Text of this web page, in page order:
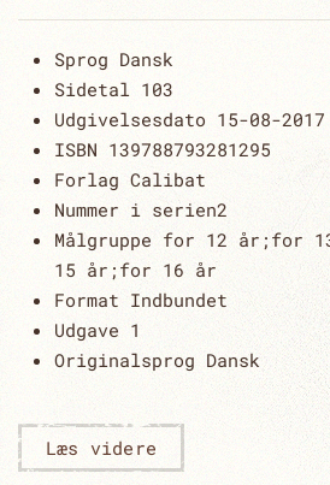
Sprog Dansk
Sidetal 103
Udgivelsesdato 15-08-2017
ISBN 139788793281295
Forlag Calibat
Nummer i serien2
Målgruppe for 12 år;for
15 år;for 16 år
Format Indbundet
Udgave 1
Originalsprog Dansk
Læs videre